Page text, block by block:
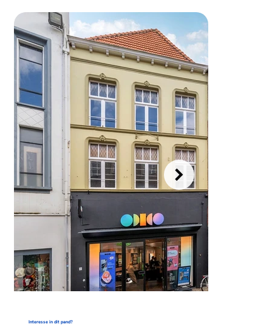
Interesse in dit pand?